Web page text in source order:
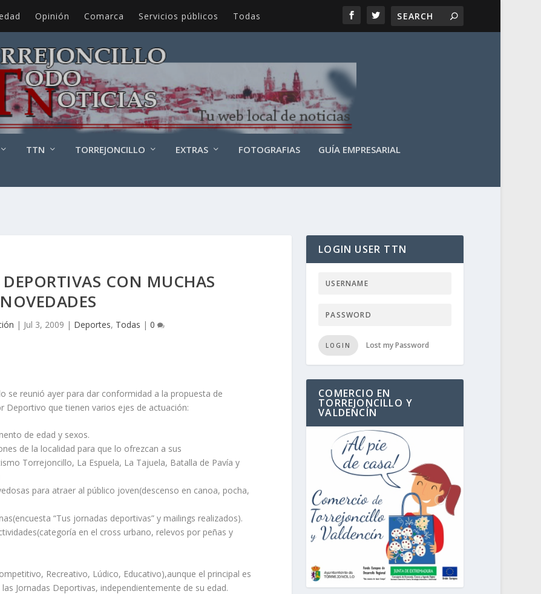
Opinión Comarca Servicios públicos Todas
TTN TORREJONCILLO EXTRAS FOTOGRAFIAS GUÍA EMPRESARIAL
CON MUCHAS
NOVEDADES
| Jul 3, 2009 | Deportes, Todas |0
se reunió ayer para dar conformidad a la propuesta de
Deportivo que tienen varios ejes de actuación:
de edad y sexos.
de la localidad para que lo ofrezcan a sus
Torrejoncillo, La Espuela, La Tajuela, Batalla de Pavía y
para atraer al público joven(descenso en canoa, pocha,
“Tus jornadas deportivas” y mailings realizados).
en el cross urbano, relevos por peñas y
Recreativo, Lúdico, Educativo),aunque el principal es
Jornadas Deportivas, independientemente de su edad.
LOGIN USER TTN
LOGIN Lost my Password
COMERCIO EN
TORREJONCILLO Y
VALDENCÍN